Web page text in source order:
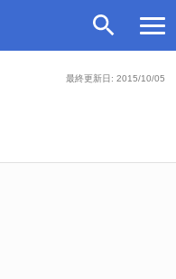
最終更新日: 2015/10/05